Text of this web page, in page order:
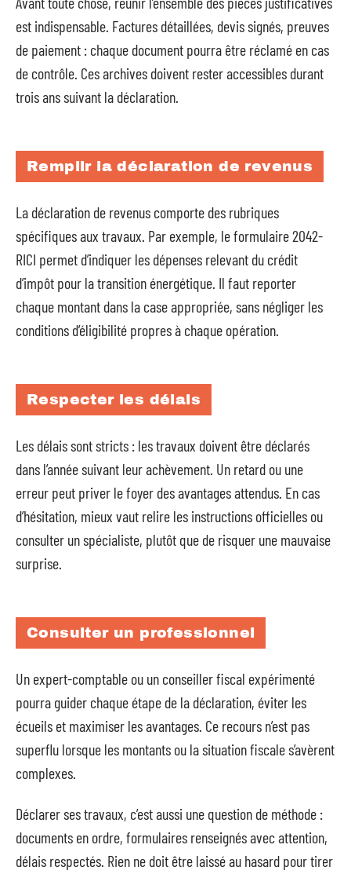
est indispensable. Factures détaillées, devis signés, preuves
de paiement : chaque document pourra être réclamé en cas
de contrôle. Ces archives doivent rester accessibles durant
trois ans suivant la déclaration.
Remplir la déclaration de revenus
La déclaration de revenus comporte des rubriques
spécifiques aux travaux. Par exemple, le formulaire 2042-
RICI permet d’indiquer les dépenses relevant du crédit
d’impôt pour la transition énergétique. Il faut reporter
chaque montant dans la case appropriée, sans négliger les
conditions d’éligibilité propres à chaque opération.
Respecter les délais
Les délais sont stricts : les travaux doivent être déclarés
dans l’année suivant leur achèvement. Un retard ou une
erreur peut priver le foyer des avantages attendus. En cas
d’hésitation, mieux vaut relire les instructions officielles ou
consulter un spécialiste, plutôt que de risquer une mauvaise
surprise.
Consulter un professionnel
Un expert-comptable ou un conseiller fiscal expérimenté
pourra guider chaque étape de la déclaration, éviter les
écueils et maximiser les avantages. Ce recours n’est pas
superflu lorsque les montants ou la situation fiscale s’avèrent
complexes.
Déclarer ses travaux, c’est aussi une question de méthode :
documents en ordre, formulaires renseignés avec attention,
délais respectés. Rien ne doit être laissé au hasard pour tirer